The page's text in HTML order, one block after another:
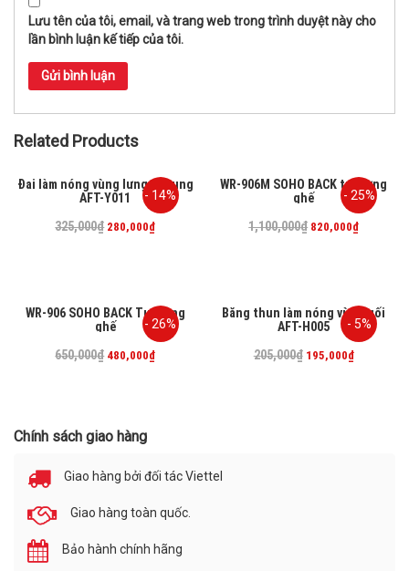
Lưu tên của tôi, email, và trang web trong trình duyệt này cho
lần bình luận kế tiếp của tôi.
Related Products
- 14%
Đai làm nóng vùng lưng và bụng
AFT-Y011
325,000₫ 280,000₫
- 25%
WR-906M SOHO BACK tựa lưng
ghế
1,100,000₫ 820,000₫
- 26%
WR-906 SOHO BACK Tựa lưng
ghế
650,000₫ 480,000₫
- 5%
Băng thun làm nóng vùng gối
AFT-H005
205,000₫ 195,000₫
Chính sách giao hàng
Giao hàng bởi đối tác Viettel
Giao hàng toàn quốc.
Bảo hành chính hãng